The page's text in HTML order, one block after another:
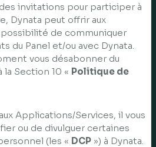
invitations pour participer à
Dynata peut offrir aux
de communiquer
du Panel et/ou avec Dynata.
vous désabonner du
la Section 10 « Politique de
Applications/Services, il vous
ou de divulguer certaines
(les « DCP ») à Dynata.